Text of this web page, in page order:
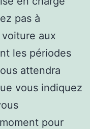
pas à
aux
les périodes
attendra
vous indiquez
pour